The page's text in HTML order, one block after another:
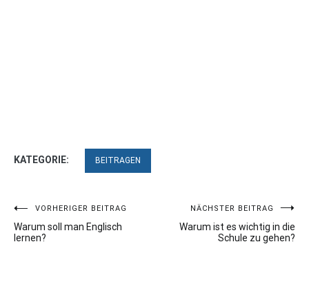
KATEGORIE: BEITRAGEN
Beitragsnavigation
VORHERIGER BEITRAG
Warum soll man Englisch
lernen?
NÄCHSTER BEITRAG
Warum ist es wichtig in die
Schule zu gehen?